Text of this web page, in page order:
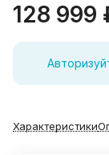
128 999
Характеристики